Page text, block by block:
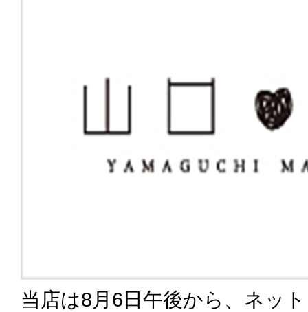
当店は8月6日午後から、ネッ